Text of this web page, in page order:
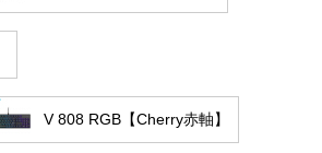
V 808 RGB【Cherry赤軸】